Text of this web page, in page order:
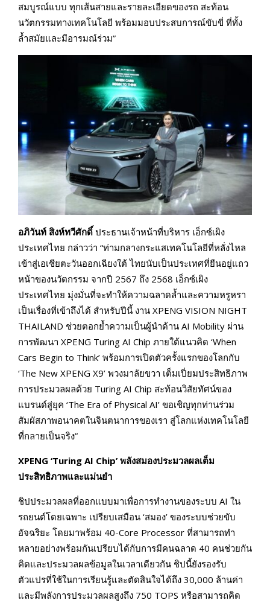
สมบูรณ์แบบ ทุกเส้นสายและรายละเอียดของรถ สะท้อน
นวัตกรรมทางเทคโนโลยี พร้อมมอบประสบการณ์ขับขี่ ที่ทั้ง
ล้ำสมัยและมีอารมณ์ร่วม”
อภิวันท์ สิงห์ทวีศักดิ์ ประธานเจ้าหน้าที่บริหาร เอ็กซ์เผิง
ประเทศไทย กล่าวว่า “ท่ามกลางกระแสเทคโนโลยีที่หลั่งไหล
เข้าสู่เอเชียตะวันออกเฉียงใต้ ไทยนับเป็นประเทศที่ยืนอยู่แถว
หน้าของนวัตกรรม จากปี 2567 ถึง 2568 เอ็กซ์เผิง
ประเทศไทย มุ่งมั่นที่จะทำให้ความฉลาดล้ำและความหรูหรา
เป็นเรื่องที่เข้าถึงได้ สำหรับปีนี้ งาน XPENG VISION NIGHT
THAILAND ช่วยตอกย้ำความเป็นผู้นำด้าน AI Mobility ผ่าน
การพัฒนา XPENG Turing AI Chip ภายใต้แนวคิด ‘When
Cars Begin to Think’ พร้อมการเปิดตัวครั้งแรกของโลกกับ
‘The New XPENG X9’ พวงมาลัยขวา เต็มเปี่ยมประสิทธิภาพ
การประมวลผลด้วย Turing AI Chip สะท้อนวิสัยทัศน์ของ
แบรนด์สู่ยุค ‘The Era of Physical AI’ ขอเชิญทุกท่านร่วม
สัมผัสภาพอนาคตในจินตนาการของเรา สู่โลกแห่งเทคโนโลยี
ที่กลายเป็นจริง”
XPENG ‘Turing AI Chip’ พลังสมองประมวลผลเต็ม
ประสิทธิภาพและแม่นยำ
ชิปประมวลผลที่ออกแบบมาเพื่อการทำงานของระบบ AI ใน
รถยนต์โดยเฉพาะ เปรียบเสมือน ‘สมอง’ ของระบบช่วยขับ
อัจฉริยะ โดยมาพร้อม 40-Core Processor ที่สามารถทำ
หลายอย่างพร้อมกันเปรียบได้กับการมีคนฉลาด 40 คนช่วยกัน
คิดและประมวลผลข้อมูลในเวลาเดียวกัน ชิปนี้ยังรองรับ
ตัวแปรที่ใช้ในการเรียนรู้และตัดสินใจได้ถึง 30,000 ล้านค่า
และมีพลังการประมวลผลสูงถึง 750 TOPS หรือสามารถคิด